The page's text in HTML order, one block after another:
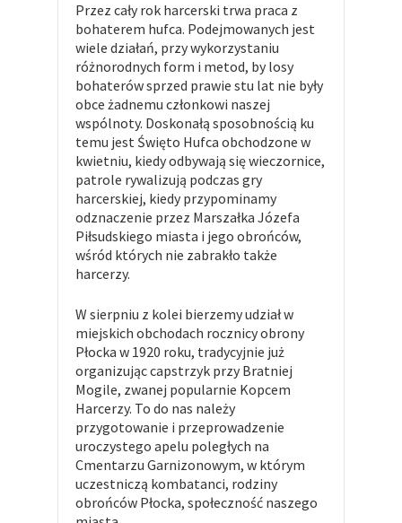
Przez cały rok harcerski trwa praca z
bohaterem hufca. Podejmowanych jest
wiele działań, przy wykorzystaniu
różnorodnych form i metod, by losy
bohaterów sprzed prawie stu lat nie były
obce żadnemu członkowi naszej
wspólnoty. Doskonałą sposobnością ku
temu jest Święto Hufca obchodzone w
kwietniu, kiedy odbywają się wieczornice,
patrole rywalizują podczas gry
harcerskiej, kiedy przypominamy
odznaczenie przez Marszałka Józefa
Piłsudskiego miasta i jego obrońców,
wśród których nie zabrakło także
harcerzy.
W sierpniu z kolei bierzemy udział w
miejskich obchodach rocznicy obrony
Płocka w 1920 roku, tradycyjnie już
organizując capstrzyk przy Bratniej
Mogile, zwanej popularnie Kopcem
Harcerzy. To do nas należy
przygotowanie i przeprowadzenie
uroczystego apelu poległych na
Cmentarzu Garnizonowym, w którym
uczestniczą kombatanci, rodziny
obrońców Płocka, społeczność naszego